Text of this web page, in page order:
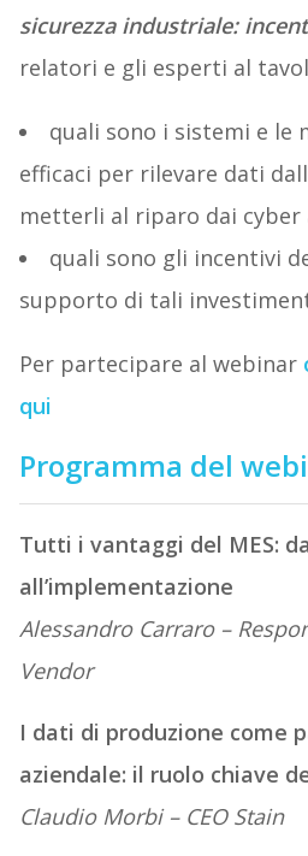
sicurezza industriale:
relatori e gli esperti al
quali sono i sistemi e le
efficaci per rilevare dati
metterli al riparo dai cyber
quali sono gli incentivi
supporto di tali
Per partecipare al webinar
qui
Programma del
Tutti i vantaggi del MES:
all’implementazione
Alessandro Carraro –
Vendor
I dati di produzione come
aziendale: il ruolo chiave
Claudio Morbi – CEO Stain